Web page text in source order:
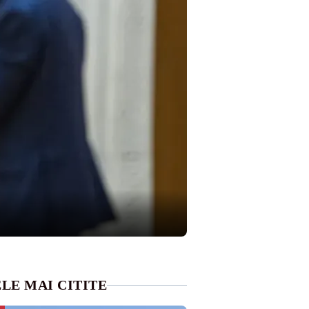
MAI CITITE